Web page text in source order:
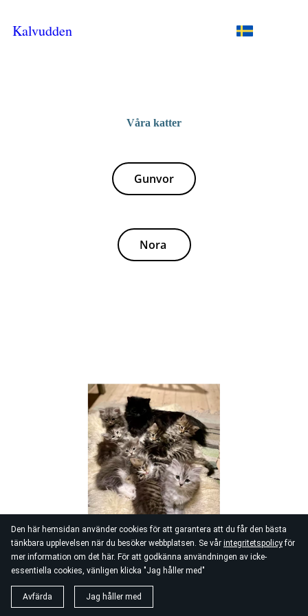
Den här hemsidan använder cookies för att garantera att du får den bästa
tänkbara upplevelsen när du besöker webbplatsen. Se vår integritetspolicyför
mer information om det här. För att godkänna användningen av icke-
essentiella cookies, vänligen klicka "Jag håller med"
Avfärda Jag håller med
Kalvudden
Våra katter
Gunvor
Nora